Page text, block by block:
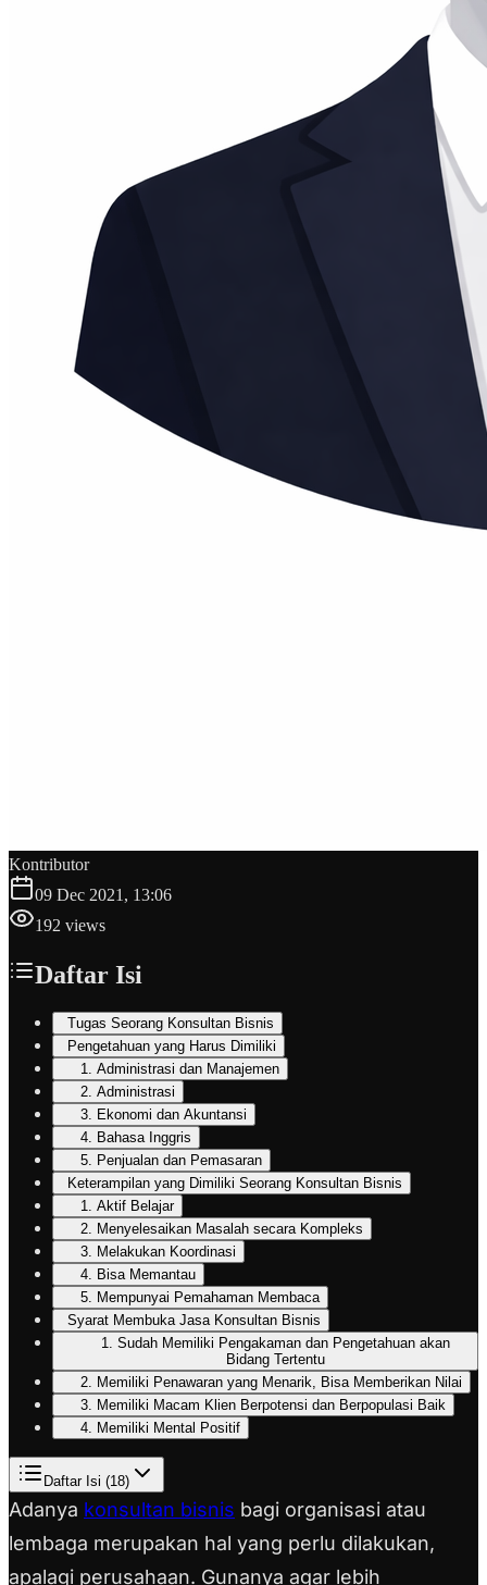
Kontributor
09 Dec 2021, 13:06
192 views
Daftar Isi
Tugas Seorang Konsultan Bisnis
Pengetahuan yang Harus Dimiliki
1. Administrasi dan Manajemen
2. Administrasi
3. Ekonomi dan Akuntansi
4. Bahasa Inggris
5. Penjualan dan Pemasaran
Keterampilan yang Dimiliki Seorang Konsultan Bisnis
1. Aktif Belajar
2. Menyelesaikan Masalah secara Kompleks
3. Melakukan Koordinasi
4. Bisa Memantau
5. Mempunyai Pemahaman Membaca
Syarat Membuka Jasa Konsultan Bisnis
1. Sudah Memiliki Pengakaman dan Pengetahuan akan
Bidang Tertentu
2. Memiliki Penawaran yang Menarik, Bisa Memberikan Nilai
3. Memiliki Macam Klien Berpotensi dan Berpopulasi Baik
4. Memiliki Mental Positif
Daftar Isi (18)
Adanya konsultan bisnis bagi organisasi atau
lembaga merupakan hal yang perlu dilakukan,
apalagi perusahaan. Gunanya agar lebih